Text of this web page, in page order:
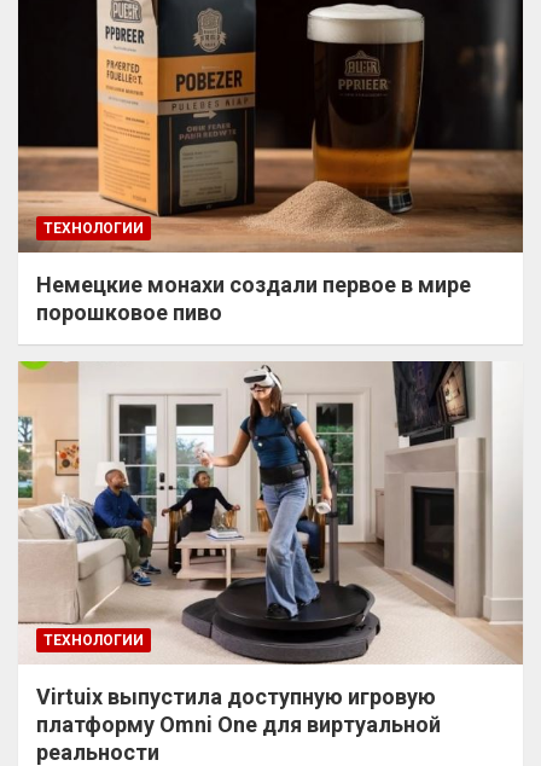
ТЕХНОЛОГИИ
Немецкие монахи создали первое в мире
порошковое пиво
ТЕХНОЛОГИИ
Virtuix выпустила доступную игровую
платформу Omni One для виртуальной
реальности